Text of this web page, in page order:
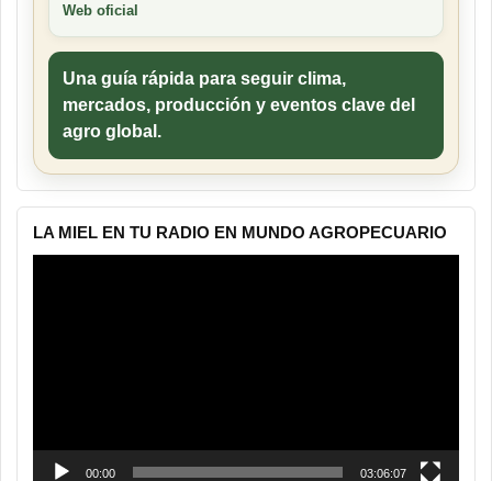
Web oficial
Una guía rápida para seguir clima,
mercados, producción y eventos clave del
agro global.
LA MIEL EN TU RADIO EN MUNDO AGROPECUARIO
00:00 03:06:07